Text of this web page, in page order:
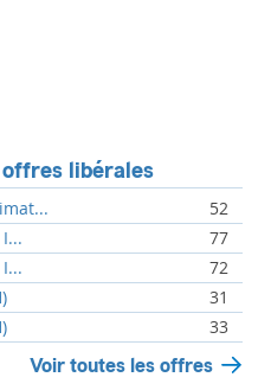
libérales
52
77
72
31
33
Voir toutes les offres